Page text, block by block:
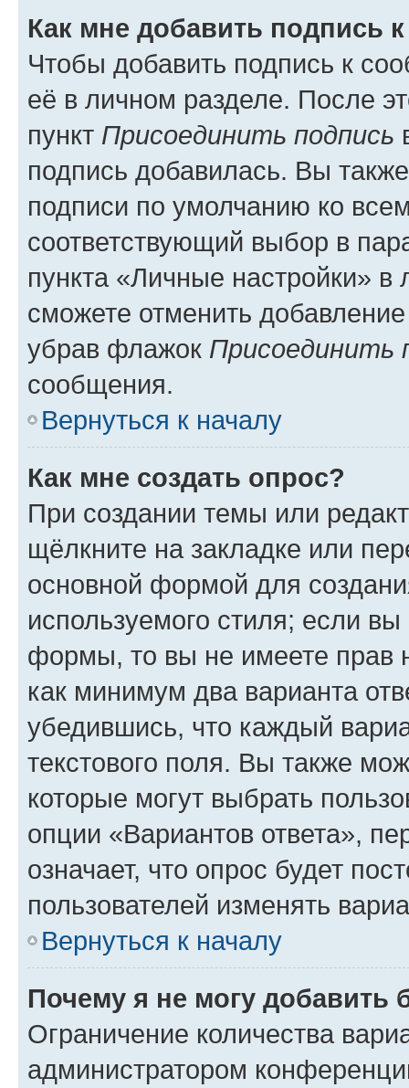
Как мне добавить подпись
Чтобы добавить подпись к
её в личном разделе. После
пункт Присоединить подпись
подпись добавилась. Вы
подписи по умолчанию ко
соответствующий выбор в
пункта «Личные настройки»
сможете отменить
убрав флажок Присоединить
сообщения.
Вернуться к началу
Как мне создать опрос?
При создании темы или
щёлкните на закладке или
основной формой для
используемого стиля; если
формы, то вы не имеете прав
как минимум два варианта
убедившись, что каждый
текстового поля. Вы также
которые могут выбрать
опции «Вариантов ответа»,
означает, что опрос будет
пользователей изменять
Вернуться к началу
Почему я не могу добавить
Ограничение количества
администратором